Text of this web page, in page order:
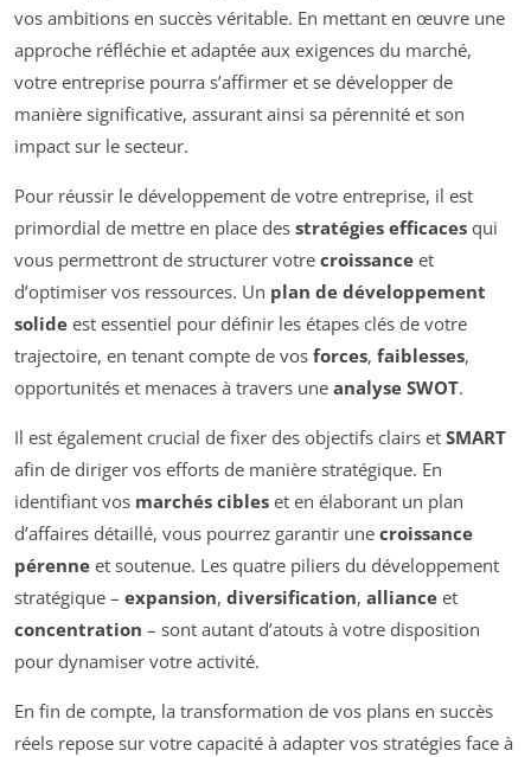
vos ambitions en succès véritable. En mettant en œuvre une
approche réfléchie et adaptée aux exigences du marché,
votre entreprise pourra s’affirmer et se développer de
manière significative, assurant ainsi sa pérennité et son
impact sur le secteur.
Pour réussir le développement de votre entreprise, il est
primordial de mettre en place des stratégies efficaces qui
vous permettront de structurer votre croissance et
d’optimiser vos ressources. Un plan de développement
solide est essentiel pour définir les étapes clés de votre
trajectoire, en tenant compte de vos forces, faiblesses,
opportunités et menaces à travers une analyse SWOT.
Il est également crucial de fixer des objectifs clairs et SMART
afin de diriger vos efforts de manière stratégique. En
identifiant vos marchés cibles et en élaborant un plan
d’affaires détaillé, vous pourrez garantir une croissance
pérenne et soutenue. Les quatre piliers du développement
stratégique – expansion, diversification, alliance et
concentration – sont autant d’atouts à votre disposition
pour dynamiser votre activité.
En fin de compte, la transformation de vos plans en succès
réels repose sur votre capacité à adapter vos stratégies face à